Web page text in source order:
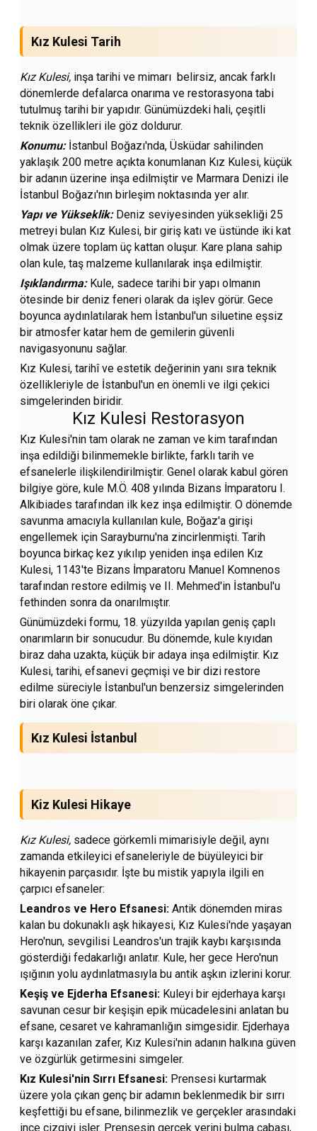
Kız Kulesi Tarih
Kız Kulesi, inşa tarihi ve mimarı belirsiz, ancak farklı
dönemlerde defalarca onarıma ve restorasyona tabi
tutulmuş tarihi bir yapıdır. Günümüzdeki hali, çeşitli
teknik özellikleri ile göz doldurur.
Konumu:İstanbul Boğazı'nda, Üsküdar sahilinden
yaklaşık 200 metre açıkta konumlanan Kız Kulesi, küçük
bir adanın üzerine inşa edilmiştir ve Marmara Denizi ile
İstanbul Boğazı'nın birleşim noktasında yer alır.
Yapı ve Yükseklik: Deniz seviyesinden yüksekliği 25
metreyi bulan Kız Kulesi, bir giriş katı ve üstünde iki kat
olmak üzere toplam üç kattan oluşur. Kare plana sahip
olan kule, taş malzeme kullanılarak inşa edilmiştir.
Işıklandırma: Kule, sadece tarihi bir yapı olmanın
ötesinde bir deniz feneri olarak da işlev görür. Gece
boyunca aydınlatılarak hem İstanbul'un siluetine eşsiz
bir atmosfer katar hem de gemilerin güvenli
navigasyonunu sağlar.
Kız Kulesi, tarihî ve estetik değerinin yanı sıra teknik
özellikleriyle de İstanbul'un en önemli ve ilgi çekici
simgelerinden biridir.
Kız Kulesi Restorasyon
Kız Kulesi'nin tam olarak ne zaman ve kim tarafından
inşa edildiği bilinmemekle birlikte, farklı tarih ve
efsanelerle ilişkilendirilmiştir. Genel olarak kabul gören
bilgiye göre, kule M.Ö. 408 yılında Bizans İmparatoru I.
Alkibiades tarafından ilk kez inşa edilmiştir. O dönemde
savunma amacıyla kullanılan kule, Boğaz'a girişi
engellemek için Sarayburnu'na zincirlenmişti. Tarih
boyunca birkaç kez yıkılıp yeniden inşa edilen Kız
Kulesi, 1143'te Bizans İmparatoru Manuel Komnenos
tarafından restore edilmiş ve II. Mehmed'in İstanbul'u
fethinden sonra da onarılmıştır.
Günümüzdeki formu, 18. yüzyılda yapılan geniş çaplı
onarımların bir sonucudur. Bu dönemde, kule kıyıdan
biraz daha uzakta, küçük bir adaya inşa edilmiştir. Kız
Kulesi, tarihi, efsanevi geçmişi ve bir dizi restore
edilme süreciyle İstanbul'un benzersiz simgelerinden
biri olarak öne çıkar.
Kız Kulesi İstanbul
Kiz Kulesi Hikaye
Kız Kulesi, sadece görkemli mimarisiyle değil, aynı
zamanda etkileyici efsaneleriyle de büyüleyici bir
hikayenin parçasıdır. İşte bu mistik yapıyla ilgili en
çarpıcı efsaneler:
Leandros ve Hero Efsanesi: Antik dönemden miras
kalan bu dokunaklı aşk hikayesi, Kız Kulesi'nde yaşayan
Hero'nun, sevgilisi Leandros'un trajik kaybı karşısında
gösterdiği fedakarlığı anlatır. Kule, her gece Hero'nun
ışığının yolu aydınlatmasıyla bu antik aşkın izlerini korur.
Keşiş ve Ejderha Efsanesi: Kuleyi bir ejderhaya karşı
savunan cesur bir keşişin epik mücadelesini anlatan bu
efsane, cesaret ve kahramanlığın simgesidir. Ejderhaya
karşı kazanılan zafer, Kız Kulesi'nin adanın halkına güven
ve özgürlük getirmesini simgeler.
Kız Kulesi'nin Sırrı Efsanesi: Prensesi kurtarmak
üzere yola çıkan genç bir adamın beklenmedik bir sırrı
keşfettiği bu efsane, bilinmezlik ve gerçekler arasındaki
ince çizgiyi işler. Prensesin gerçek yerini bulma çabası,